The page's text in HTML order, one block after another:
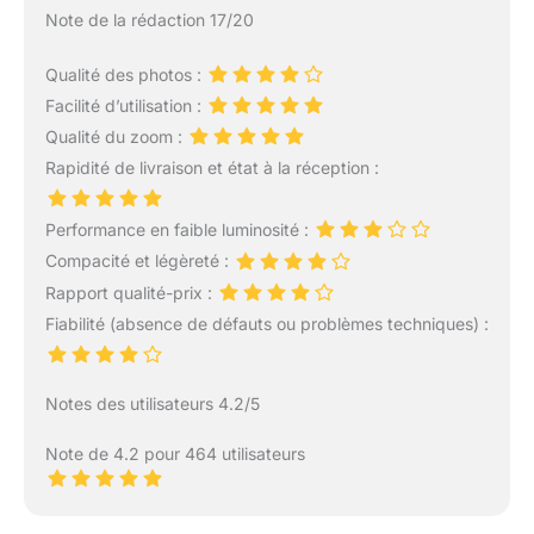
Note de la rédaction 17/20
Qualité des photos :
Facilité d’utilisation :
Qualité du zoom :
Rapidité de livraison et état à la réception :
Performance en faible luminosité :
Compacité et légèreté :
Rapport qualité-prix :
Fiabilité (absence de défauts ou problèmes techniques) :
Notes des utilisateurs 4.2/5
Note de 4.2 pour 464 utilisateurs